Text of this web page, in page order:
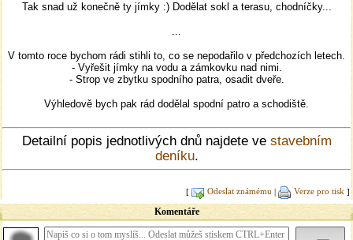
Tak snad už konečně ty jímky :) Dodělat sokl a terasu, chodníčky...
...
V tomto roce bychom rádi stihli to, co se nepodařilo v předchozích letech.
- Vyřešit jímky na vodu a zámkovku nad nimi.
- Strop ve zbytku spodního patra, osadit dveře.
Výhledově bych pak rád dodělal spodní patro a schodiště.
Detailní popis jednotlivých dnů najdete ve stavebním
deníku.
[ Odeslat známému | Verze pro tisk ]
Komentáře